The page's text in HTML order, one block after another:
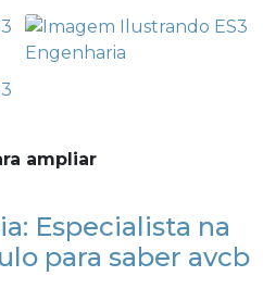
ampliar
Especialista na
para saber avcb